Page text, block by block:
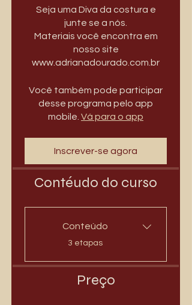
Seja uma Diva da costura e
junte se a nós.
Materiais você encontra em
nosso site
www.adrianadourado.com.br
Você também pode participar
desse programa pelo app
mobile. Vá para o app
Inscrever-se agora
Contéudo do curso
Conteúdo
.
3 etapas
Preço